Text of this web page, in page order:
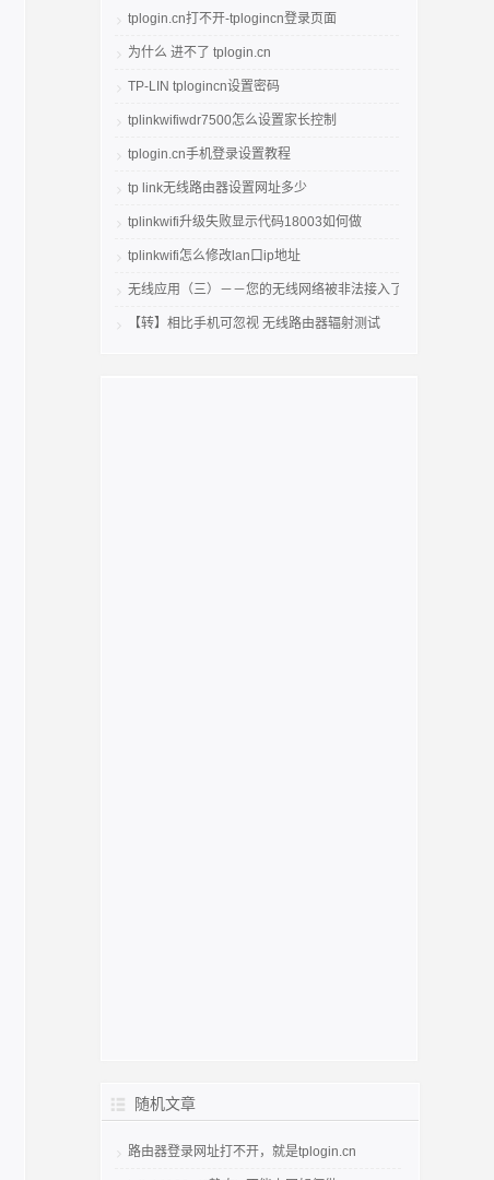
tplogin.cn打不开-tplogincn登录页面
为什么 进不了 tplogin.cn
TP-LIN tplogincn设置密码
tplinkwifiwdr7500怎么设置家长控制
tplogin.cn手机登录设置教程
tp link无线路由器设置网址多少
tplinkwifi升级失败显示代码18003如何做
tplinkwifi怎么修改lan口ip地址
无线应用（三）－－您的无线网络被非法接入了吗
【转】相比手机可忽视 无线路由器辐射测试
随机文章
路由器登录网址打不开，就是tplogin.cn